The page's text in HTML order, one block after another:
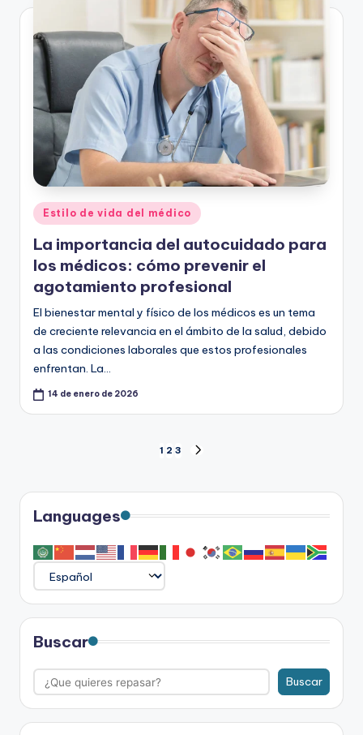
Publicado
en
Estilo de vida del médico
La importancia del autocuidado para
los médicos: cómo prevenir el
agotamiento profesional
El bienestar mental y físico de los médicos es un tema
de creciente relevancia en el ámbito de la salud, debido
a las condiciones laborales que estos profesionales
enfrentan. La…
14 de enero de 2026
de
entradas
1 2 3
Languages
Buscar
Buscar